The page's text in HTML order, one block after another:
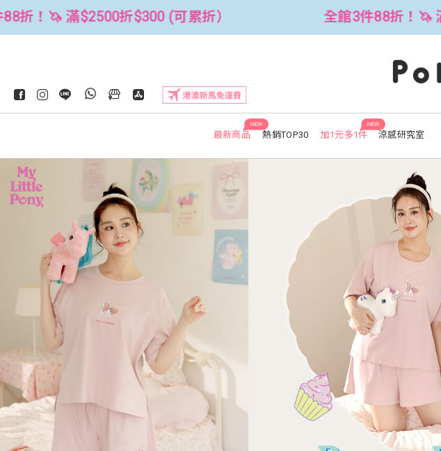
全館3件88折！🦄 滿$2500折$300 (可累折）
NEW
最新商品 熱銷TOP30
NEW
加1元多1件 涼感研究室